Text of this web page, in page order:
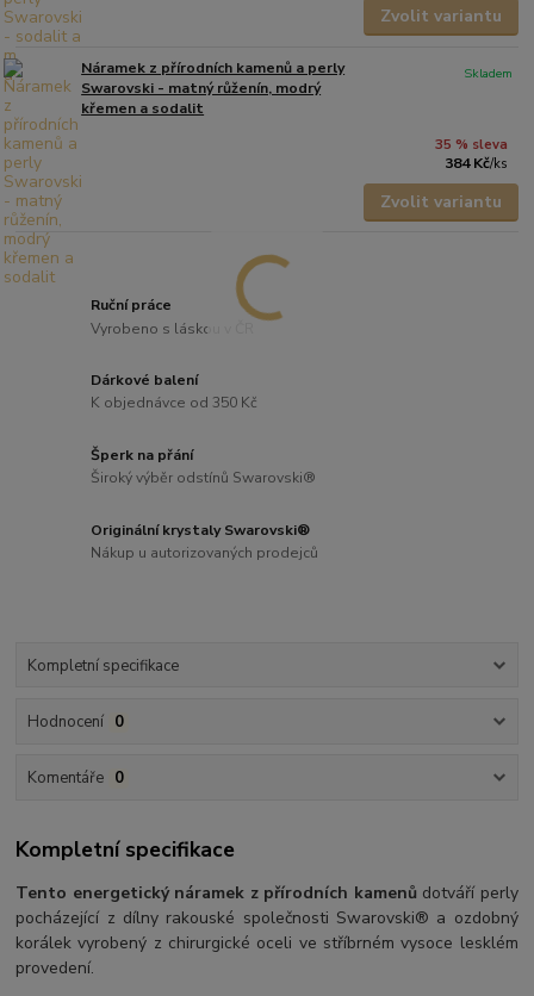
Zvolit variantu
Náramek z přírodních kamenů a perly
Swarovski - matný růženín, modrý
křemen a sodalit
35 % sleva
384 Kč/ks
Skladem
Zvolit variantu
Ruční práce
Vyrobeno s láskou v ČR
Dárkové balení
K objednávce od 350 Kč
Šperk na přání
Široký výběr odstínů Swarovski®
Originální krystaly Swarovski®
Nákup u autorizovaných prodejců
Kompletní specifikace
Hodnocení 0
Komentáře 0
Kompletní specifikace
Tento energetický náramek z přírodních kamenů dotváří perly
pocházející z dílny rakouské společnosti Swarovski® a ozdobný
korálek vyrobený z chirurgické oceli ve stříbrném vysoce lesklém
provedení.